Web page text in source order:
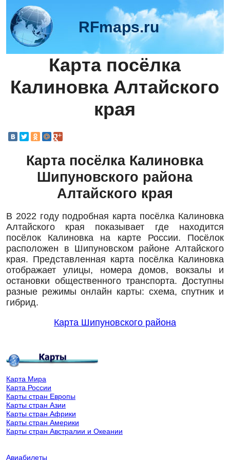
RFmaps.ru
Карта посёлка
Калиновка Алтайского
края
Карта посёлка Калиновка
Шипуновского района
Алтайского края
В 2022 году подробная карта посёлка Калиновка
Алтайского края показывает где находится
посёлок Калиновка на карте России. Посёлок
расположен в Шипуновском районе Алтайского
края. Представленная карта посёлка Калиновка
отображает улицы, номера домов, вокзалы и
остановки общественного транспорта. Доступны
разные режимы онлайн карты: схема, спутник и
гибрид.
Карта Шипуновского района
Карта Мира
Карта России
Карты стран Европы
Карты стран Азии
Карты стран Африки
Карты стран Америки
Карты стран Австралии и Океании
Авиабилеты